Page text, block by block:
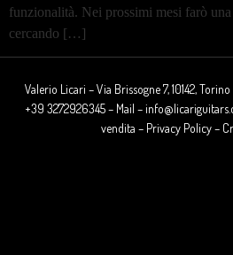
funzionalità. Nei prossimi mesi farò
cercando […]
Valerio Licari – Via Brissogne 7, 10142, Torino
+39 3272926345 – Mail –
vendita – Privacy Policy –